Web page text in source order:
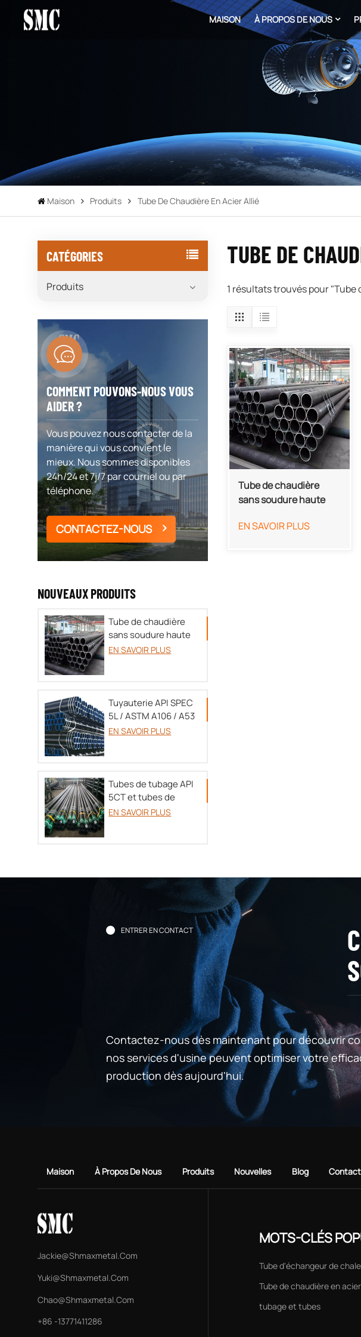
MAISON À PROPOS DE NOUS
Maison Produits Tube De Chaudière En Acier Allié
CATÉGORIES
Produits
COMMENT POUVONS-NOUS VOUS
AIDER ?
Vous pouvez nous contacter de la
manière qui vous convient le
mieux. Nous sommes disponibles
24h/24 et 7j/7 par courriel ou par
téléphone.
CONTACTEZ-NOUS
NOUVEAUX PRODUITS
Tube de chaudière
sans soudure haute
pression TU 14-3P-
EN SAVOIR PLUS
Tuyauterie API SPEC
5L / ASTM A106 / A53
EN SAVOIR PLUS
Tubes de tubage API
5CT et tubes de
tubage OCTG
EN SAVOIR PLUS
TUBE DE
1 résultats trouvés pour
Tube de chaudière
sans soudure haute
2001/A179/A192/SA213/
EN SAVOIR PLUS
ENTRER EN CONTACT
Contactez-nous dès maintenant pour découvrir
nos services d'usine peuvent optimiser votre
production dès aujourd'hui.
Maison À Propos De Nous Produits Nouvelles Blog
Jackie@shmaxmetal.com
Yuki@shmaxmetal.com
Chao@shmaxmetal.com
+86 -13771411286
MOTS-CLÉS
Tube d'échangeur de
Tube de chaudière en
tubage et tubes